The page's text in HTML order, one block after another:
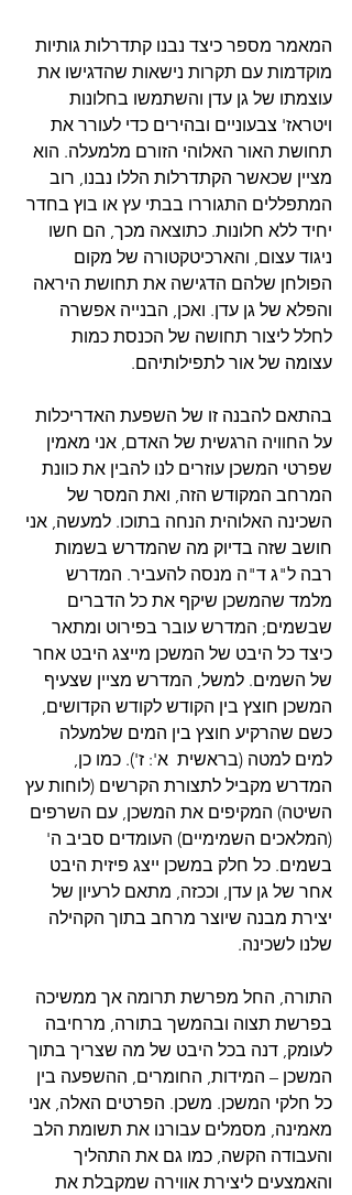
המאמר מספר כיצד נבנו קתדרלות גותיות
מוקדמות עם תקרות נישאות שהדגישו את
עוצמתו של גן עדן והשתמשו בחלונות
ויטראז' צבעוניים ובהירים כדי לעורר את
תחושת האור האלוהי הזורם מלמעלה. הוא
מציין שכאשר הקתדרלות הללו נבנו, רוב
המתפללים התגוררו בבתי עץ או בוץ בחדר
יחיד ללא חלונות. כתוצאה מכך, הם חשו
ניגוד עצום, והארכיטקטורה של מקום
הפולחן שלהם הדגישה את תחושת היראה
והפלא של גן עדן. ואכן, הבנייה אפשרה
לחלל ליצור תחושה של הכנסת כמות
עצומה של אור לתפילותיהם.
בהתאם להבנה זו של השפעת האדריכלות
על החוויה הרגשית של האדם, אני מאמין
שפרטי המשכן עוזרים לנו להבין את כוונת
המרחב המקודש הזה, ואת המסר של
השכינה האלוהית הנחה בתוכו. למעשה, אני
חושב שזה בדיוק מה שהמדרש בשמות
רבה ל"ג ד"ה מנסה להעביר. המדרש
מלמד שהמשכן שיקף את כל הדברים
שבשמים; המדרש עובר בפירוט ומתאר
כיצד כל היבט של המשכן מייצג היבט אחר
של השמים. למשל, המדרש מציין שצעיף
המשכן חוצץ בין הקודש לקודש הקדושים,
כשם שהרקיע חוצץ בין המים שלמעלה
למים למטה (בראשית  א': ז'). כמו כן,
המדרש מקביל לתצורת הקרשים (לוחות עץ
השיטה) המקיפים את המשכן, עם השרפים
(המלאכים השמימיים) העומדים סביב ה'
בשמים. כל חלק במשכן ייצג פיזית היבט
אחר של גן עדן, וככזה, מתאם לרעיון של
יצירת מבנה שיוצר מרחב בתוך הקהילה
שלנו לשכינה.
התורה, החל מפרשת תרומה אך ממשיכה
בפרשת תצוה ובהמשך בתורה, מרחיבה
לעומק, דנה בכל היבט של מה שצריך בתוך
המשכן – המידות, החומרים, ההשפעה בין
כל חלקי המשכן. משכן. הפרטים האלה, אני
מאמינה, מסמלים עבורנו את תשומת הלב
והעבודה הקשה, כמו גם את התהליך
והאמצעים ליצירת אווירה שמקבלת את